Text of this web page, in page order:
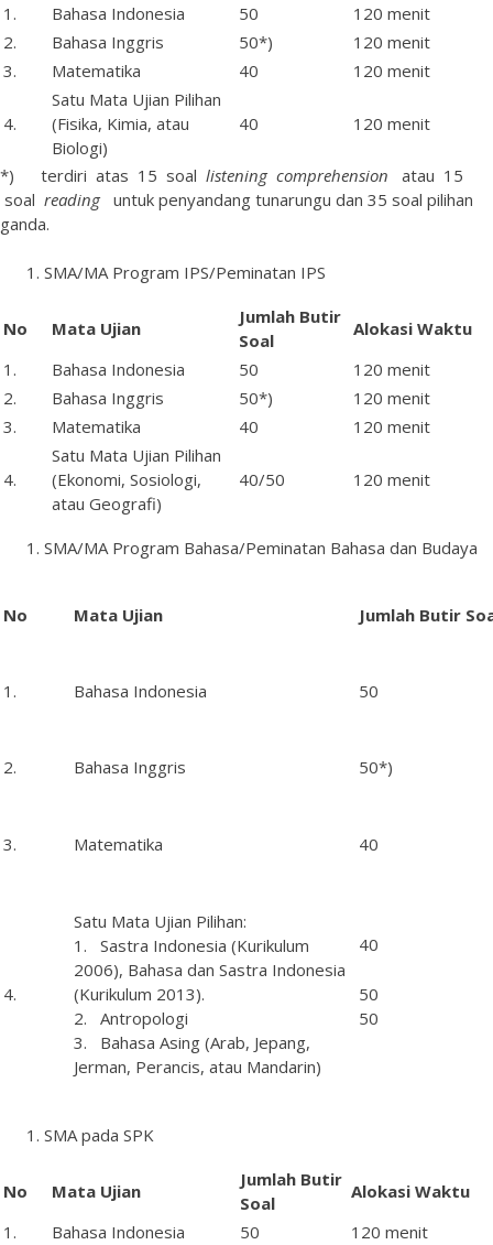
1.
Bahasa Indonesia 50
120 menit
2.
Bahasa Inggris 50*)
120 menit
3.
Matematika 40 120 menit
4.
Satu Mata Ujian Pilihan
(Fisika, Kimia, atau
Biologi)
40 120 menit
*) terdiri atas 15 soal listening comprehension atau 15
soal reading untuk penyandang tunarungu dan 35 soal pilihan
ganda.
SMA/MA Program IPS/Peminatan IPS
No Mata Ujian
Jumlah Butir
Soal
Alokasi Waktu
1.
Bahasa Indonesia 50
120 menit
2.
Bahasa Inggris 50*)
120 menit
3.
Matematika 40 120 menit
4.
Satu Mata Ujian Pilihan
(Ekonomi, Sosiologi,
atau Geografi)
40/50 120 menit
SMA/MA Program Bahasa/Peminatan Bahasa dan Budaya
No Mata Ujian Jumlah Butir
1. Bahasa Indonesia 50
2. Bahasa Inggris 50*)
3. Matematika 40
4.
Satu Mata Ujian Pilihan:
1. Sastra Indonesia (Kurikulum
2006), Bahasa dan Sastra Indonesia
(Kurikulum 2013).
2. Antropologi
3. Bahasa Asing (Arab, Jepang,
Jerman, Perancis, atau Mandarin)
40
50
50
SMA pada SPK
No Mata Ujian
Jumlah Butir
Soal
Alokasi Waktu
1.
Bahasa Indonesia 50
120 menit